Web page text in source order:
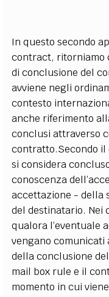
In questo secondo
contract, ritorniamo
di conclusione del
avviene negli
contesto
anche riferimento
conclusi attraverso
contratto.Secondo
si considera
conoscenza
accettazione - della
del destinatario. Nei
qualora l’eventuale
vengano comunicati
della conclusione
mail box rule e il
momento in cui